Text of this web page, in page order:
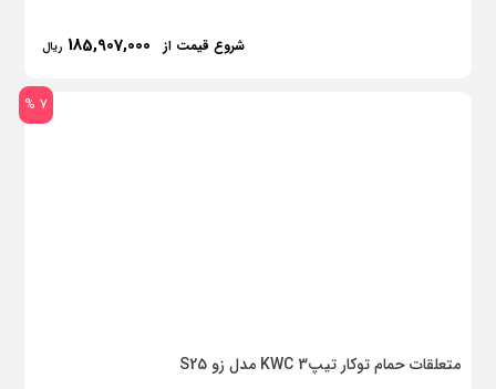
شروع قیمت از 185,907,000 ریال
7 %
متعلقات حمام توکار تیپ3 KWC مدل زو S25